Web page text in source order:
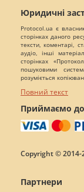
Юридичні
Protocol.ua є
сторінках даного
тексти, коментарі,
аудіо, інші
сторінках
пошуковими
розуміється
Повний текст
Приймаємо
Copyright © 2014-
Партнери